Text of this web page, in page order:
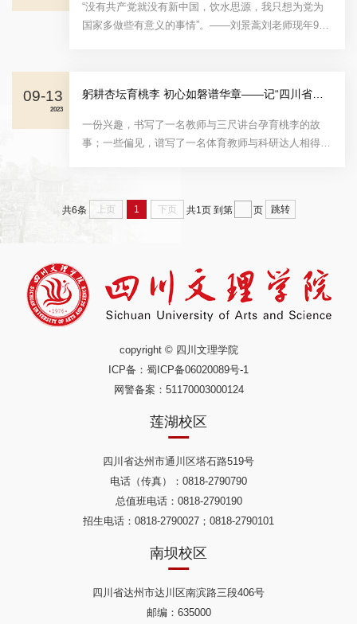
“没有共产党就没有新中国，饮水思源，我只想为党为
国家多做些有意义的事情”。——刘景蒿刘老师现年94
工作。革命工作和教书育人是刘老师永不褪色的初心和
坚守，她一心向党、红心育人，践行了“对党忠诚，积
极工作，为共产主义奋斗终生”的入党誓词。走向革命
09-13
2023
躬耕杏坛育桃李 初心如磐谱华章——记“四川省优秀教师”孙亮亮
一份兴趣，书写了一名教师与三尺讲台孕育桃李的故
事；一些偏见，谱写了一名体育教师与科研达人相得益
申硕赓续奋斗的故事。他是孙亮亮，四川文理学院体育
学院副院长，教授，“四川省优秀教师”称号获得者。13
共6条 上页 1 下页 共1页 到第 页 跳转
copyright © 四川文理学院
ICP备： 蜀ICP备06020089号-1
网警备案：51170003000124
莲湖校区
四川省达州市通川区塔石路519号
电话（传真）：0818-2790790
总值班电话：0818-2790190
招生电话：0818-2790027；0818-2790101
南坝校区
四川省达州市达川区南滨路三段406号
邮编：635000